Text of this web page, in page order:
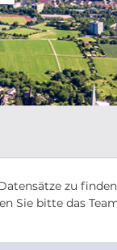
zu
Sie bitte das